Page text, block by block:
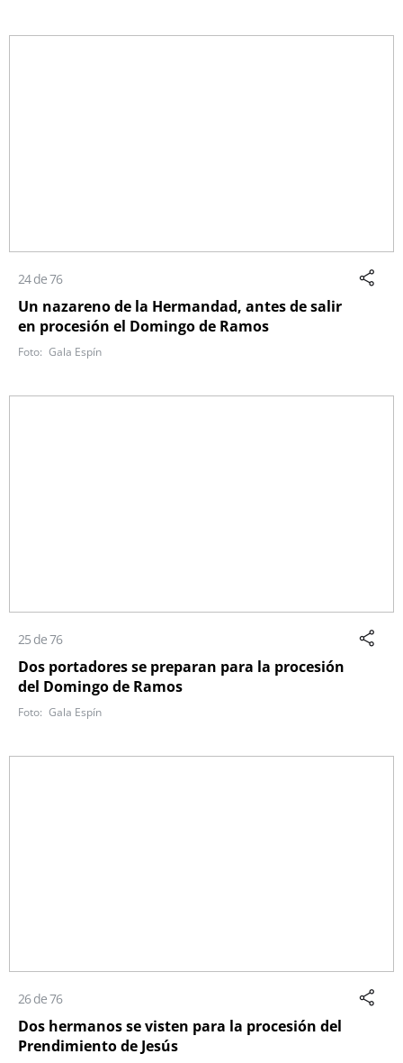
24 de 76
Un nazareno de la Hermandad, antes de salir
en procesión el Domingo de Ramos
Gala Espín
25 de 76
Dos portadores se preparan para la procesión
del Domingo de Ramos
Gala Espín
26 de 76
Dos hermanos se visten para la procesión del
Prendimiento de Jesús